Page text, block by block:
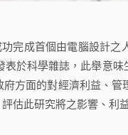
完成首個由電腦設計
於科學雜誌，此舉意
方面的對經濟利益、
估此研究將之影響、利